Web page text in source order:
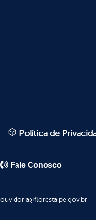
Política de
Fale Conosco
ouvidoria@floresta.pe.gov.br